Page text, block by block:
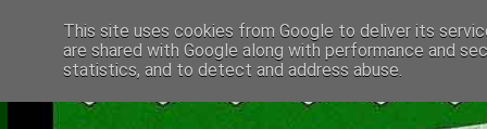
This site uses cookies from Google to deliver its
are shared with Google along with performance and
statistics, and to detect and address abuse.